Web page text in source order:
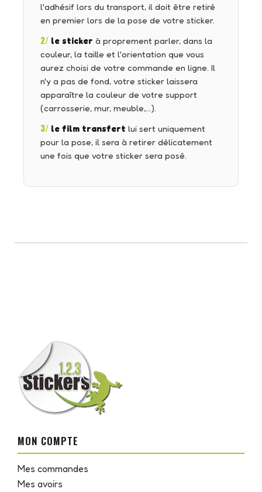
l'adhésif lors du transport, il doit être retiré
en premier lors de la pose de votre sticker.
2/ le sticker à proprement parler, dans la
couleur, la taille et l'orientation que vous
aurez choisi de votre commande en ligne. Il
n'y a pas de fond, votre sticker laissera
apparaître la couleur de votre support
(carrosserie, mur, meuble,…).
3/ le film transfert lui sert uniquement
pour la pose, il sera à retirer délicatement
une fois que votre sticker sera posé.
MON COMPTE
Mes commandes
Mes avoirs